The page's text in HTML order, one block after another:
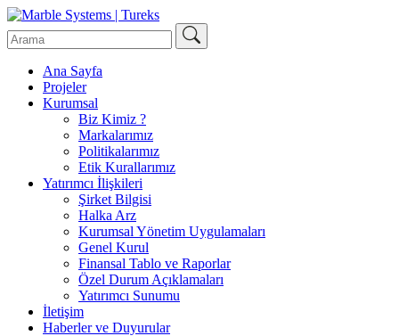
Ana Sayfa
Projeler
Kurumsal
Biz Kimiz ?
Markalarımız
Politikalarımız
Etik Kurallarımız
Yatırımcı İlişkileri
Şirket Bilgisi
Halka Arz
Kurumsal Yönetim Uygulamaları
Genel Kurul
Finansal Tablo ve Raporlar
Özel Durum Açıklamaları
Yatırımcı Sunumu
İletişim
Haberler ve Duyurular